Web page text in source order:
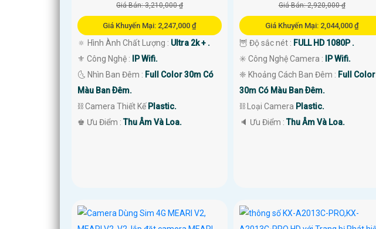
Giá Bán: 3,210,000 ₫
Giá Khuyến Mại: 2,247,000 ₫
🔅 Hình Ành Chất Lượng : Ultra 2k + .
⚜️ Công Nghệ :
IP Wifi.
🌜 Nhìn Ban Đêm : Full Color 30m Có
Màu Ban Ðêm.
⛓ Camera Thiết Kế Plastic.
️♚ Ưu Điểm :Thu Âm Và Loa.
Giá Bán: 2,920,000 ₫
Giá Khuyến Mại: 2,044,000 ₫
🦉 Độ sắc nét : FULL HD 1080P .
✳️ Công Nghệ Camera :
IP Wifi.
❈ Khoảng Cách Ban Đêm : Full Color
30m Có Màu Ban Ðêm.
⛓ Loại Camera Plastic.
️🔈 Ưu Điểm :Thu Âm Và Loa.